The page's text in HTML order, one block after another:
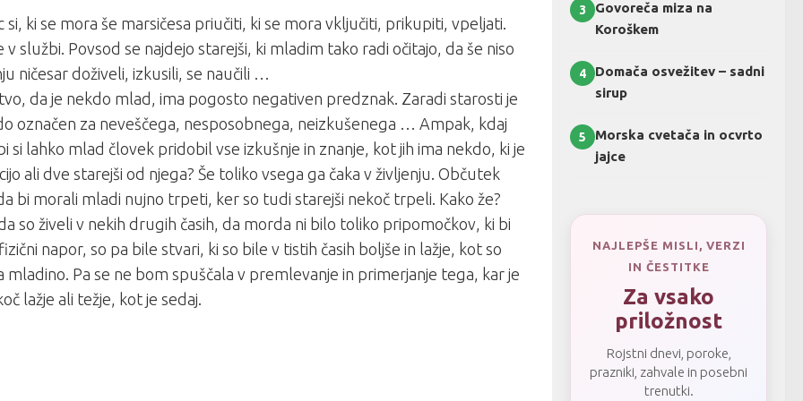
si, ki se mora še marsičesa priučiti, ki se mora vključiti, prikupiti, vpeljati.
v službi. Povsod se najdejo starejši, ki mladim tako radi očitajo, da še niso
ničesar doživeli, izkusili, se naučili …
da je nekdo mlad, ima pogosto negativen predznak. Zaradi starosti je
označen za neveščega, nesposobnega, neizkušenega … Ampak, kdaj
si lahko mlad človek pridobil vse izkušnje in znanje, kot jih ima nekdo, ki je
ali dve starejši od njega? Še toliko vsega ga čaka v življenju. Občutek
bi morali mladi nujno trpeti, ker so tudi starejši nekoč trpeli. Kako že?
so živeli v nekih drugih časih, da morda ni bilo toliko pripomočkov, ki bi
napor, so pa bile stvari, ki so bile v tistih časih boljše in lažje, kot so
mladino. Pa se ne bom spuščala v premlevanje in primerjanje tega, kar je
lažje ali težje, kot je sedaj.
3
Govoreča miza na
Koroškem
4
Domača osvežitev – sadni
sirup
5
Morska cvetača in ocvrto
jajce
NAJLEPŠE MISLI, VERZI
IN ČESTITKE
Za vsako
priložnost
Rojstni dnevi, poroke,
prazniki, zahvale in posebni
trenutki.